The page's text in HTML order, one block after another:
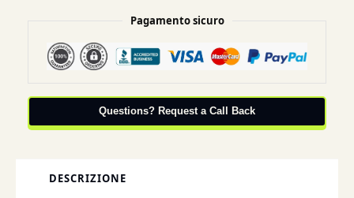
Pagamento sicuro
Questions? Request a Call Back
DESCRIZIONE